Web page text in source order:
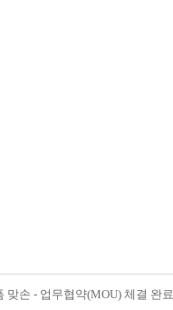
맞손 - 업무협약(MOU) 체결 완료